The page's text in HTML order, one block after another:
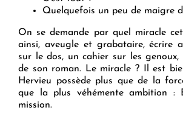
Quelquefois un peu de maigre
On se demande par quel miracle
ainsi, aveugle et grabataire, écrire
sur le dos, un cahier sur les genoux,
de son roman. Le miracle ? Il est
Hervieu possède plus que de la
que la plus véhémente ambition :
mission.